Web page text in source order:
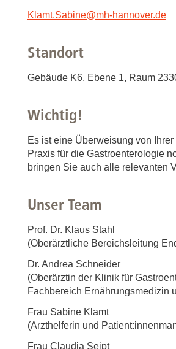
Klamt.Sabine@mh-hannover.de
Standort
Gebäude K6, Ebene 1, Raum
Wichtig!
Es ist eine Überweisung von
Praxis für die Gastroenterologie
bringen Sie auch alle relevanten
Unser Team
Prof. Dr. Klaus Stahl
(Oberärztliche Bereichsleitung
Dr. Andrea Schneider
(Oberärztin der Klinik für
Fachbereich Ernährungsmedizin
Frau Sabine Klamt
(Arzthelferin und
Frau Claudia Seipt